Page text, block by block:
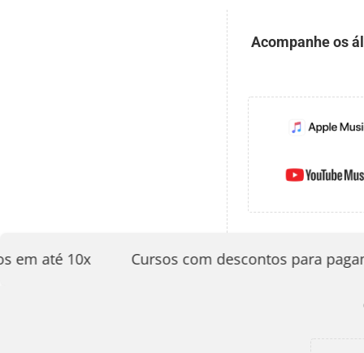
Acompanhe os
até 10x Cursos com descontos para